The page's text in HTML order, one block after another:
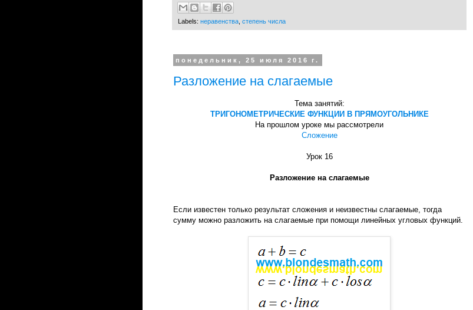
Labels: неравенства степень числа
понедельник, 25 июля 2016 г.
Разложение на слагаемые
Тема занятий:
ТРИГОНОМЕТРИЧЕСКИЕ ФУНКЦИИ В ПРЯМОУГОЛЬНИКЕ
На прошлом уроке мы рассмотрели
Сложение
Урок 16
Разложение на слагаемые
Если известен только результат сложения и неизвестны слагаемые, тогда
сумму можно разложить на слагаемые при помощи линейных угловых функций.